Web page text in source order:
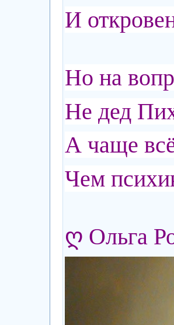
И
Но на
Не дед
А чаще
Чем
ღ Ольга